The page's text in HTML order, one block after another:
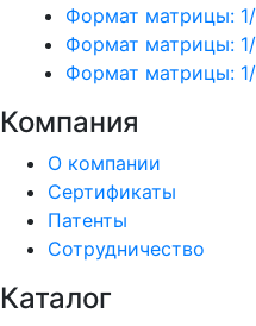
Формат матрицы: 1/
Формат матрицы: 1/
Формат матрицы: 1/
Компания
О компании
Сертификаты
Патенты
Сотрудничество
Каталог